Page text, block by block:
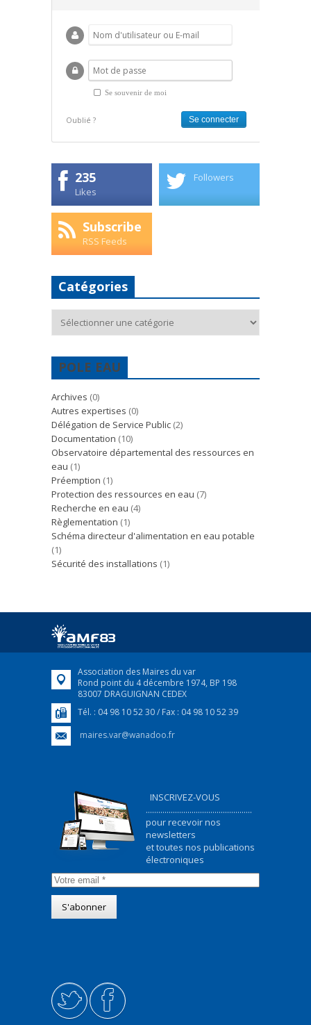
Se souvenir de moi
Oublié ?
235
Likes
Followers
Subscribe
RSS Feeds
Catégories
POLE EAU
Archives (0)
Autres expertises (0)
Délégation de Service Public (2)
Documentation (10)
Observatoire départemental des ressources en
eau (1)
Préemption (1)
Protection des ressources en eau (7)
Recherche en eau (4)
Règlementation (1)
Schéma directeur d'alimentation en eau potable
(1)
Sécurité des installations (1)
Association des Maires du var
Rond point du 4 décembre 1974, BP 198
83007 DRAGUIGNAN CEDEX
Tél. : 04 98 10 52 30 / Fax : 04 98 10 52 39
maires.var@wanadoo.fr
INSCRIVEZ-VOUS
...................................................
pour recevoir nos
newsletters
et toutes nos publications
électroniques